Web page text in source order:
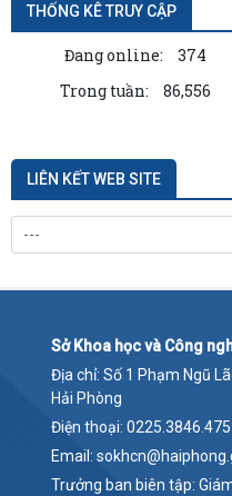
THỐNG KÊ TRUY CẬP
Đang online: 374
Trong tuần:
86,556
LIÊN KẾT WEB SITE
Sở Khoa học và Công
Địa chỉ: Số 1 Phạm Ngũ
Hải Phòng
Điện thoại:
Email:
Trưởng ban biên tập: